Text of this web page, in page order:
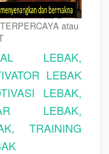
atau
LEBAK,
LEBAK
LEBAK,
LEBAK,
TRAINING